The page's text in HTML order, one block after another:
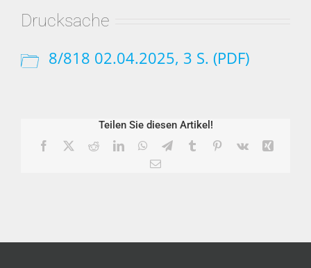
Drucksache
8/818 02.04.2025, 3 S. (PDF)
Teilen Sie diesen Artikel!
Facebook RedditLinkedInWhatsApp
TelegramTumblr Pinterest
Vk
E-